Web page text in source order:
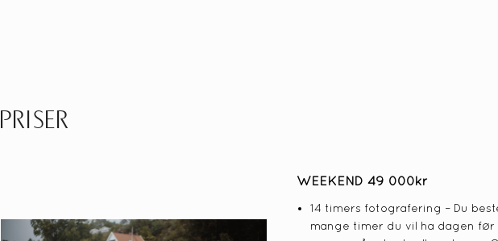
PRISER
WEEKEND 49 000kr
14 timers fotografering – Du
mange timer du vil ha dagen